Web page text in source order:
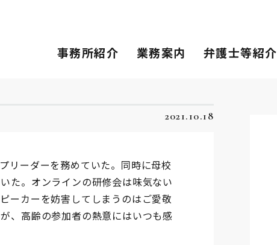
事務所紹介 業務案内 弁護士等紹介
2021.10.18
リーダーを務めていた。同時に母校
た。オンラインの研修会は味気ない
ーカーを妨害してしまうのはご愛敬
、高齢の参加者の熱意にはいつも感